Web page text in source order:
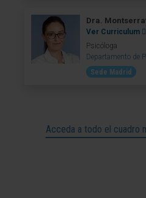
Dra.
Ver Curriculum
Psicóloga
Departamento de
Sede Madrid
Acceda a todo el cuadro